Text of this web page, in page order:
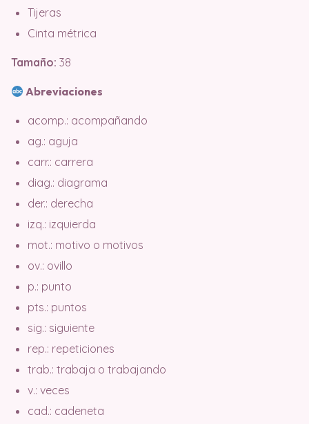
Tijeras
Cinta métrica
Tamaño: 38
Abreviaciones
acomp.: acompañando
ag.: aguja
carr.: carrera
diag.: diagrama
der.: derecha
izq.: izquierda
mot.: motivo o motivos
ov.: ovillo
p.: punto
pts.: puntos
sig.: siguiente
rep.: repeticiones
trab.: trabaja o trabajando
v.: veces
cad.: cadeneta